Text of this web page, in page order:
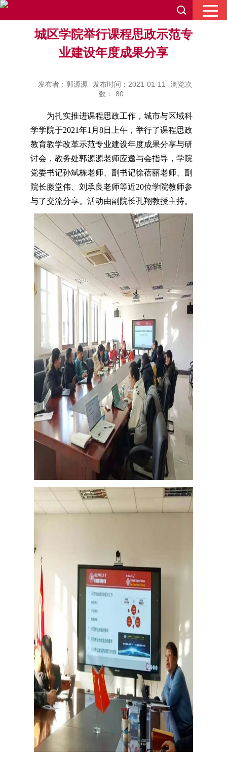
城区学院举行课程思政示范专
业建设年度成果分享
发布者：郭源源 发布时间：2021-01-11
浏览次
数：
80
为扎实推进课程思政工作，城市与区域科
学学院于2021年1月8日上午，举行了课程思政
教育教学改革示范专业建设年度成果分享与研
讨会，教务处郭源源老师应邀与会指导，学院
党委书记孙斌栋老师、副书记徐蓓丽老师、副
院长滕堂伟、刘承良老师等近20位学院教师参
与了交流分享。活动由副院长孔翔教授主持。